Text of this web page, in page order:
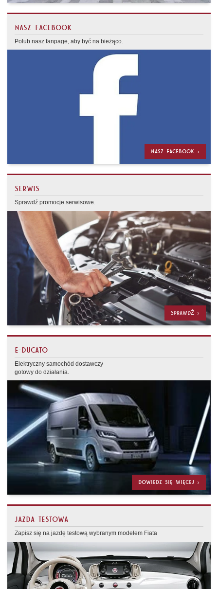
NASZ FACEBOOK
Polub nasz fanpage, aby być na bieżąco.
NASZ FACEBOOK >
SERWIS
Sprawdź promocje serwisowe.
SPRAWDŹ >
E-DUCATO
Elektryczny samochód dostawczy
gotowy do działania.
DOWIEDZ SIĘ WIĘCEJ >
JAZDA TESTOWA
Zapisz się na jazdę testową wybranym modelem Fiata